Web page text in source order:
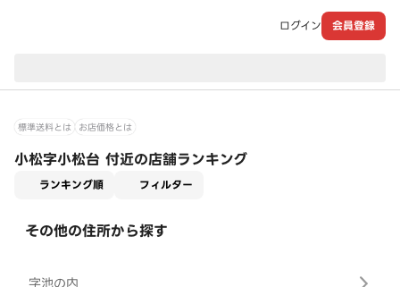
ログイン 会員登録
標準送料とは お店価格とは
小松字小松台 付近の店舗ランキング
ランキング順 フィルター
その他の住所から探す